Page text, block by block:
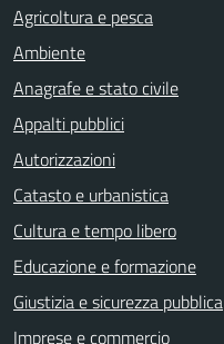
Agricoltura e pesca
Ambiente
Anagrafe e stato civile
Appalti pubblici
Autorizzazioni
Catasto e urbanistica
Cultura e tempo libero
Educazione e formazione
Giustizia e sicurezza pubblica
Imprese e commercio